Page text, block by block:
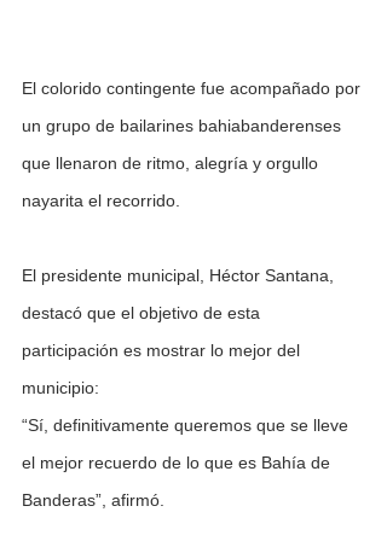
El colorido contingente fue acompañado por
un grupo de bailarines bahiabanderenses
que llenaron de ritmo, alegría y orgullo
nayarita el recorrido.
El presidente municipal, Héctor Santana,
destacó que el objetivo de esta
participación es mostrar lo mejor del
municipio:
“Sí, definitivamente queremos que se lleve
el mejor recuerdo de lo que es Bahía de
Banderas”, afirmó.